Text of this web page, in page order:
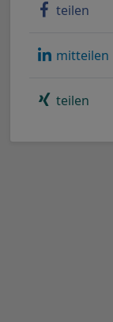
teilen
mitteilen
teilen